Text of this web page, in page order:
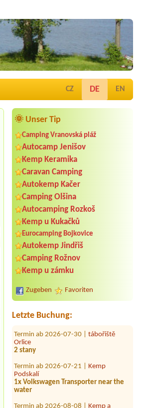
CZ DE EN
🌞 Unser Tip
Camping Vranovská pláž
Autocamp Jenišov
Kemp Keramika
Caravan Camping
Autokemp Kačer
Camping Olšina
Autocamping Rozkoš
Kemp u Kukačků
Eurocamping Bojkovice
Autokemp Jindřiš
Camping Rožnov
Kemp u zámku
Zugeben Favoriten
Letzte Buchung:
Termin ab 2026-08-11 |
Nahořany
2 x 4L chatka - 5 dospělých osob + 3
děti + pes + lůžkoviny
Termin ab 2026-08-14 |Camping u
hotelu Horník
Termin ab 2026-07-30 |
2 stany
Termin ab 2026-07-21 |
1x Volkswagen Transporter near the
water
Termin ab 2026-08-08 |